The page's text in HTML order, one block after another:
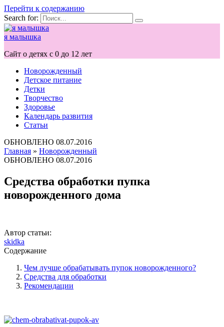
Перейти к содержанию
Search for:
я малышка
Сайт о детях с 0 до 12 лет
Новорожденный
Детское питание
Детки
Творчество
Здоровье
Календарь развития
Статьи
ОБНОВЛЕНО 08.07.2016
Главная » Новорожденный
ОБНОВЛЕНО 08.07.2016
Средства обработки пупка
новорожденного дома
Автор статьи:
skidka
Содержание
Чем лучше обрабатывать пупок новорожденного?
Средства для обработки
Рекомендации